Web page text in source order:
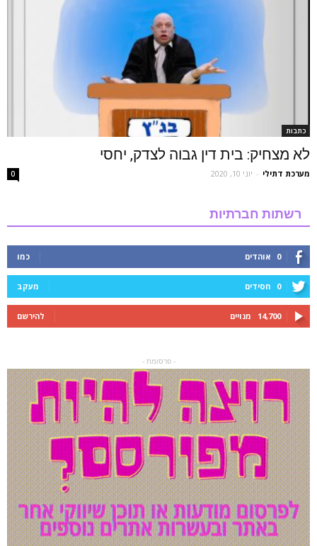
כתבות
לא מצחיק: בית דין גבוה לצדק, יחסי
מערכת דתילי - יוני 10, 2020 0
רשתות חברתיות
0 אוהדים כמו
0 חסידים מעקב
14,700 מנויים להירשם
- פרסומת -